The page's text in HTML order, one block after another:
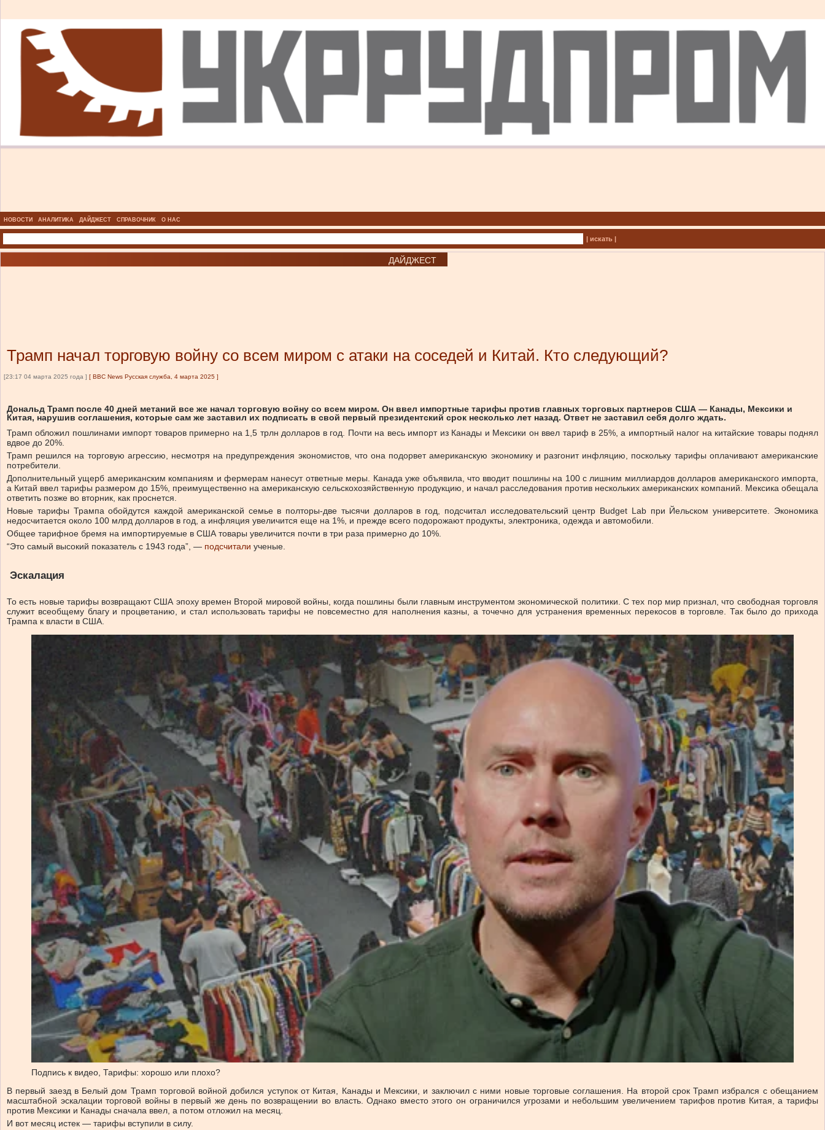
НОВОСТИ АНАЛИТИКА ДАЙДЖЕСТ СПРАВОЧНИК О НАС
| искать |
ДАЙДЖЕСТ
Трамп начал торговую войну со всем миром с атаки на соседей и Китай. Кто следующий?
[23:17 04 марта 2025 года ] [ BBC News Русская служба, 4 марта 2025 ]
Дональд Трамп после 40 дней метаний все же начал торговую войну со всем миром. Он ввел импортные тарифы против главных торговых партнеров США — Канады, Мексики и
Китая, нарушив соглашения, которые сам же заставил их подписать в свой первый президентский срок несколько лет назад. Ответ не заставил себя долго ждать.
Трамп обложил пошлинами импорт товаров примерно на 1,5 трлн долларов в год. Почти на весь импорт из Канады и Мексики он ввел тариф в 25%, а импортный налог на китайские товары поднял
вдвое до 20%.
Трамп решился на торговую агрессию, несмотря на предупреждения экономистов, что она подорвет американскую экономику и разгонит инфляцию, поскольку тарифы оплачивают американские
потребители.
Дополнительный ущерб американским компаниям и фермерам нанесут ответные меры. Канада уже объявила, что вводит пошлины на 100 с лишним миллиардов долларов американского импорта,
а Китай ввел тарифы размером до 15%, преимущественно на американскую сельскохозяйственную продукцию, и начал расследования против нескольких американских компаний. Мексика обещала
ответить позже во вторник, как проснется.
Новые тарифы Трампа обойдутся каждой американской семье в полторы-две тысячи долларов в год, подсчитал исследовательский центр Budget Lab при Йельском университете. Экономика
недосчитается около 100 млрд долларов в год, а инфляция увеличится еще на 1%, и прежде всего подорожают продукты, электроника, одежда и автомобили.
Общее тарифное бремя на импортируемые в США товары увеличится почти в три раза примерно до 10%.
“Это самый высокий показатель с 1943 года”, — подсчитали ученые.
Эскалация
То есть новые тарифы возвращают США эпоху времен Второй мировой войны, когда пошлины были главным инструментом экономической политики. С тех пор мир признал, что свободная торговля
служит всеобщему благу и процветанию, и стал использовать тарифы не повсеместно для наполнения казны, а точечно для устранения временных перекосов в торговле. Так было до прихода
Трампа к власти в США.
Подпись к видео, Тарифы: хорошо или плохо?
В первый заезд в Белый дом Трамп торговой войной добился уступок от Китая, Канады и Мексики, и заключил с ними новые торговые соглашения. На второй срок Трамп избрался с обещанием
масштабной эскалации торговой войны в первый же день по возвращении во власть. Однако вместо этого он ограничился угрозами и небольшим увеличением тарифов против Китая, а тарифы
против Мексики и Канады сначала ввел, а потом отложил на месяц.
И вот месяц истек — тарифы вступили в силу.